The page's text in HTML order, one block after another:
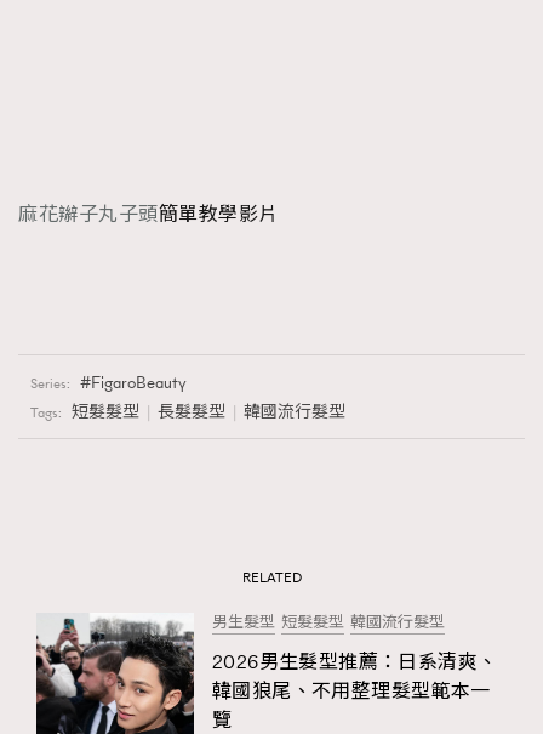
麻花辮子丸子頭簡單教學影片
Series: FigaroBeauty
Tags: 短髮髮型 長髮髮型 韓國流行髮型
RELATED
男生髮型 短髮髮型 韓國流行髮型
2026男生髮型推薦：日系清爽、
韓國狼尾、不用整理髮型範本一
覽